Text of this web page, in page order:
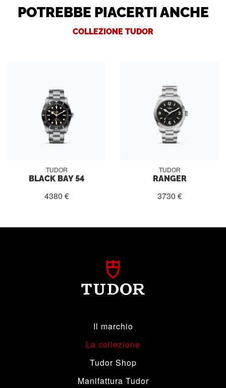
POTREBBE PIACERTI ANCHE
COLLEZIONE TUDOR
TUDOR
BLACK BAY 54
4380 €
TUDOR
RANGER
3730 €
Il marchio
La collezione
Tudor Shop
Manifattura Tudor